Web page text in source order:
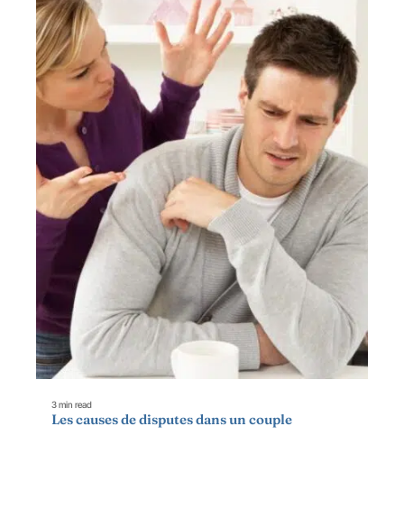
3 min read
Les causes de disputes dans un couple